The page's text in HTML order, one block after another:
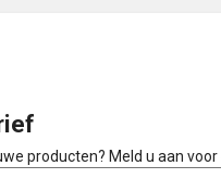
producten? Meld u aan